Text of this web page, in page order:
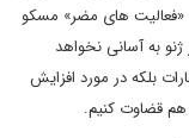
های مضر» مسکو
به آسانی نخواهد
بلکه در مورد افزایش
هم قضاوت کنیم.